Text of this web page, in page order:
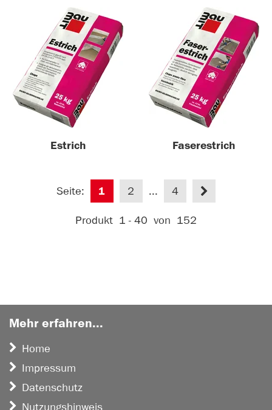
Estrich Faserestrich
Seite: 1 2 ... 4
Aktive Filter:
Produkt 1 - 40 von 152
Mehr erfahren...
Home
Impressum
Datenschutz
Nutzungshinweis